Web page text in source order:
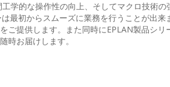
学的な操作性の向上、そしてマクロ技術の
最初からスムーズに業務を行うことが出来
ご提供します。また同時にEPLAN製品シリ
時お届けします。